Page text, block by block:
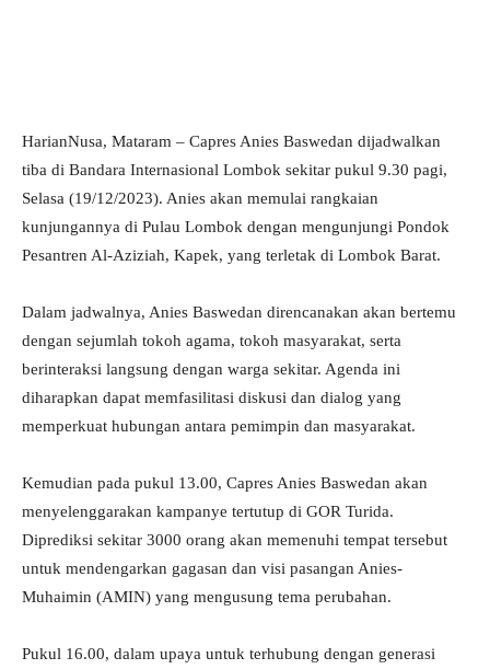
HarianNusa, Mataram – Capres Anies Baswedan dijadwalkan
tiba di Bandara Internasional Lombok sekitar pukul 9.30 pagi,
Selasa (19/12/2023). Anies akan memulai rangkaian
kunjungannya di Pulau Lombok dengan mengunjungi Pondok
Pesantren Al-Aziziah, Kapek, yang terletak di Lombok Barat.
Dalam jadwalnya, Anies Baswedan direncanakan akan bertemu
dengan sejumlah tokoh agama, tokoh masyarakat, serta
berinteraksi langsung dengan warga sekitar. Agenda ini
diharapkan dapat memfasilitasi diskusi dan dialog yang
memperkuat hubungan antara pemimpin dan masyarakat.
Kemudian pada pukul 13.00, Capres Anies Baswedan akan
menyelenggarakan kampanye tertutup di GOR Turida.
Diprediksi sekitar 3000 orang akan memenuhi tempat tersebut
untuk mendengarkan gagasan dan visi pasangan Anies-
Muhaimin (AMIN) yang mengusung tema perubahan.
Pukul 16.00, dalam upaya untuk terhubung dengan generasi